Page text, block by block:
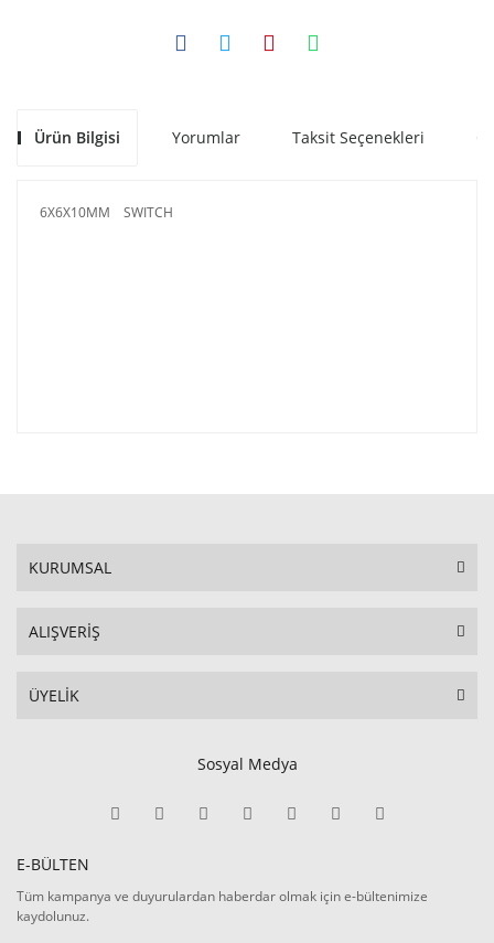
Ürün Bilgisi Yorumlar Taksit Seçenekleri
6X6X10MM SWITCH
KURUMSAL
ALIŞVERİŞ
ÜYELİK
Sosyal Medya
E-BÜLTEN
Tüm kampanya ve duyurulardan haberdar olmak için e-bültenimize
kaydolunuz.